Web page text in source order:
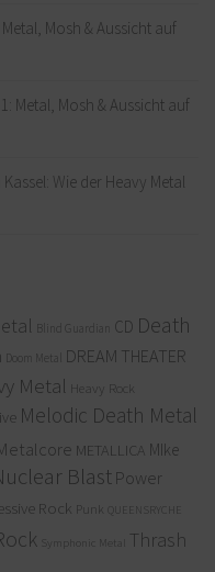
Mosh & Aussicht auf
Metal, Mosh & Aussicht auf
Wie der Heavy Metal
Blind Guardian CD Death
Doom Metal DREAM THEATER
Metal Heavy Rock
Melodic Death Metal
METALLICA MIke
BlastPower
Rock Punk QUEENSRYCHE
Symphonic Metal
Thrash